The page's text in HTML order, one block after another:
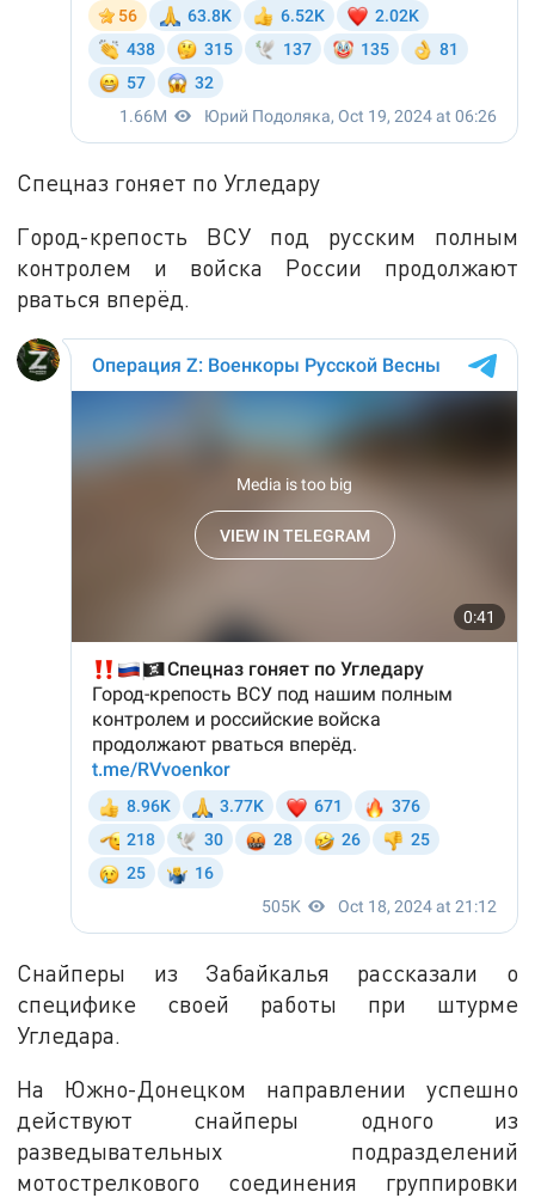
Спецназ гоняет по Угледару
Город-крепость ВСУ под русским полным
контролем и войска России продолжают
рваться вперёд.
Снайперы из Забайкалья рассказали о
специфике своей работы при штурме
Угледара.
На Южно-Донецком направлении успешно
действуют снайперы одного из
разведывательных подразделений
мотострелкового соединения группировки